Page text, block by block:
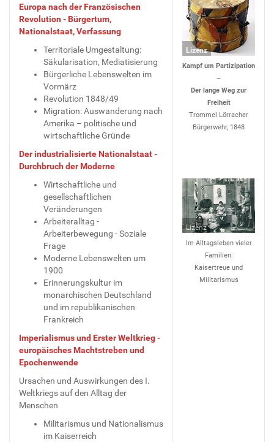
Europa nach der Französischen
Revolution - Bürgertum,
Nationalstaat, Verfassung
Territoriale Umgestaltung:
Säkularisation, Mediatisierung
Bürgerliche Lebenswelten im
Vormärz
Revolution 1848/49
Migration: Auswanderung nach
Amerika – politische und
wirtschaftliche Gründe
Der industrialisierte Nationalstaat -
Durchbruch der Moderne
Wirtschaftliche und
gesellschaftlichen
Veränderungen
Arbeiteralltag -
Arbeiterbewegung - Soziale
Frage
Moderne Lebenswelten um
1900
Erinnerungskultur im
monarchischen Deutschland
und im republikanischen
Frankreich
Imperialismus und Erster Weltkrieg -
europäisches Machtstreben und
Epochenwende
Ursachen und Auswirkungen des I.
Weltkriegs auf den Alltag der
Menschen
Militarismus und Nationalismus
im Kaiserreich
Lizenz
Kampf um Partizipation
–
Der lange Weg zur
Freiheit
Trommel Lörracher
Bürgerwehr, 1848
Lizenz
Im Alltagsleben vieler
Familien:
Kaisertreue und
Militarismus